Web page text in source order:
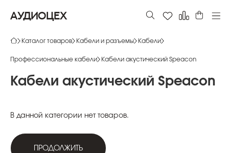
АУДИОЦЕХ
Каталог товаров Кабели и разъемы Кабели
Профессиональные кабели Кабели акустический Speacon
Кабели акустический Speacon
В данной категории нет товаров.
ПРОДОЛЖИТЬ